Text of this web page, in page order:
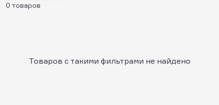
0 товаров
Товаров с такими фильтрами не найдено